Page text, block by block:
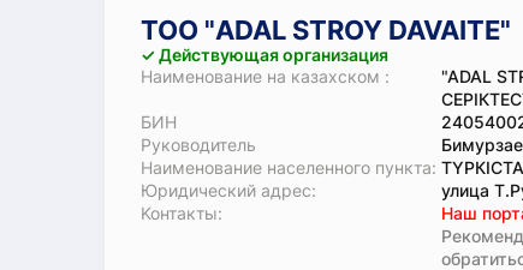
ТОО "ADAL STROY DAVAITE"
✓ Действующая организация
Наименование на казахском :
"ADAL
БИН
Руководитель
Наименование населенного пункта:
Юридический адрес:
улица
Koнтaкты:
Наш